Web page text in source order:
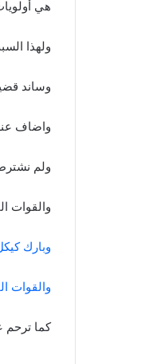
هي
ولهذا
وساند
واضاف
ولم
والقوات
وبارك
والقوات
كما ترحم